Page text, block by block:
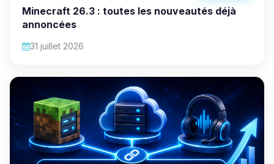
Minecraft 26.3 : toutes les nouveautés déjà
annoncées
31 juillet 2026